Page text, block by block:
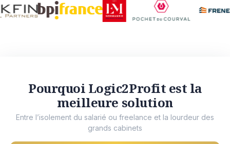
Pourquoi Logic2Profit est la
meilleure solution
Entre l’isolement du salarié ou freelance et la lourdeur des
grands cabinets